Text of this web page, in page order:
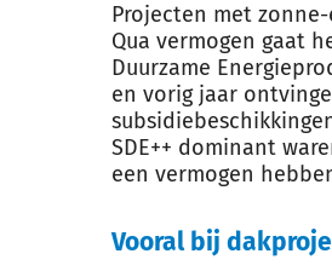
Projecten met
Qua vermogen gaat
Duurzame
en vorig jaar
SDE++ dominant
een vermogen
Vooral bij